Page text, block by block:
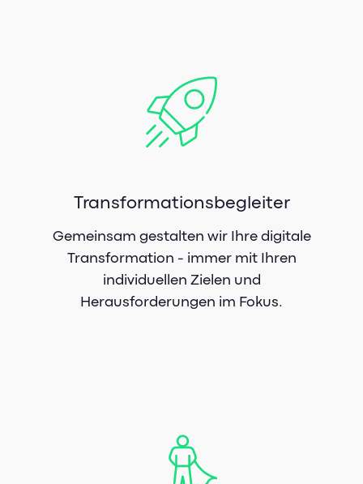
Transformationsbegleiter
Gemeinsam gestalten wir Ihre digitale
Transformation - immer mit Ihren
individuellen Zielen und
Herausforderungen im Fokus.